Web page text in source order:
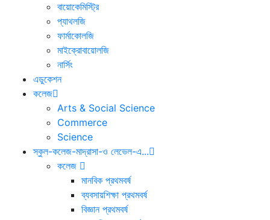
বায়োকেমিস্ট্রি
প্যাথলজি
ফার্মাকোলজি
মাইক্রোবায়োলজি
নার্সিং
এডুকেশন
কলেজ
Arts & Social Science
Commerce
Science
স্কুল-কলেজ-মাদ্রাসা-ও লেভেল-এ...
কলেজ
মানবিক প্রথমবর্ষ
ব্যবসায়শিক্ষা প্রথমবর্ষ
বিজ্ঞান প্রথমবর্ষ